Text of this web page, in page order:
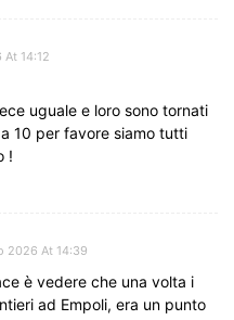
14:12
uguale e loro sono tornati
10 per favore siamo tutti
!
2026 At 14:39
è vedere che una volta i
ad Empoli, era un punto